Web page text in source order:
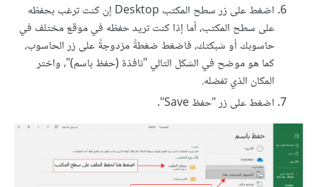
اضغط على زر سطح المكتب Desktop إن كنت ترغب بحفظه
على سطح المكتب، أما إذا كنت تريد حفظه في موقع مختلف في
حاسوبك أو شبكتك، فاضغط ضغطةً مزدوجةً على زر الحاسوب،
كما هو موضح في الشكل التالي "نافذة (حفظ باسم)"، واختر
المكان الذي تفضله.
اضغط على زر "حفظ Save".